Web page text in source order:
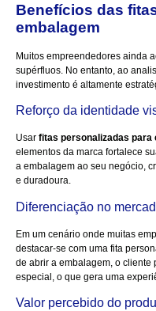
Benefícios das
embalagem
Muitos empreendedores ainda
supérfluos. No entanto, ao
investimento é altamente
Reforço da identidade
Usar fitas personalizadas para
elementos da marca fortalece
a embalagem ao seu negócio,
e duradoura.
Diferenciação no
Em um cenário onde muitas
destacar-se com uma fita
de abrir a embalagem, o
especial, o que gera uma
Valor percebido do